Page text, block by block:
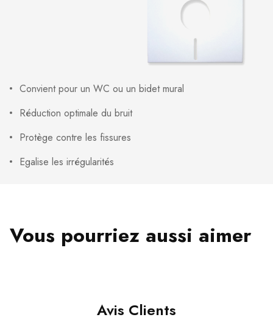
Convient pour un WC ou un bidet mural
Réduction optimale du bruit
Protège contre les fissures
Egalise les irrégularités
Vous pourriez aussi aimer
Avis Clients